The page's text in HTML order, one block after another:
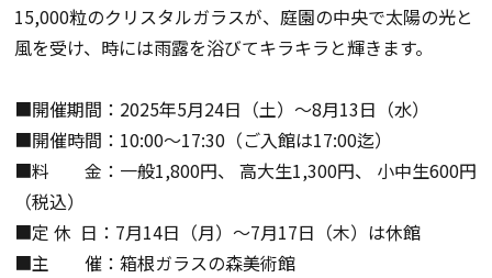
15,000粒のクリスタルガラスが、庭園の中央で太陽の光と
風を受け、時には雨露を浴びてキラキラと輝きます。
■開催期間： 2025年5月24日（土）～8月13日（水）
■開催時間：10:00～17:30（ご入館は17:00迄）
■料 金：一般1,800円、 高大生1,300円、 小中生600円
（税込）
■定 休 日： 7月14日（月）～7月17日（木）は休館
■主 催：箱根ガラスの森美術館